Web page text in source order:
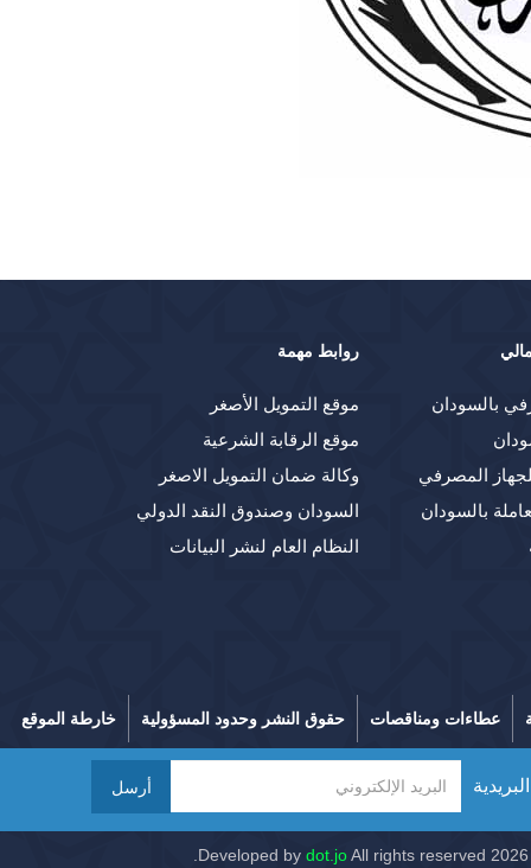
بالسودان
المصرفي
بالسودان
روابط مهمة
موقع التمويل الأصغر
موقع الرقابة الشرعية
وكالة ضمان التمويل الاصغر
السودان وصندوق النقد الدولي
النظام العام لنشر البيانات
خارطة الموقع حقوق النشر وحدود المسؤولية عطاءات ومناقصات
أرسل
dot.joAll rights reserved.